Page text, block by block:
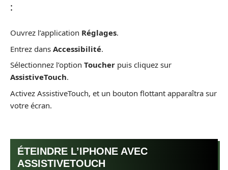
:
Ouvrez l’application Réglages.
Entrez dans Accessibilité.
Sélectionnez l’option Toucher puis cliquez sur
AssistiveTouch.
Activez AssistiveTouch, et un bouton flottant apparaîtra sur
votre écran.
ÉTEINDRE L’IPHONE AVEC
ASSISTIVETOUCH